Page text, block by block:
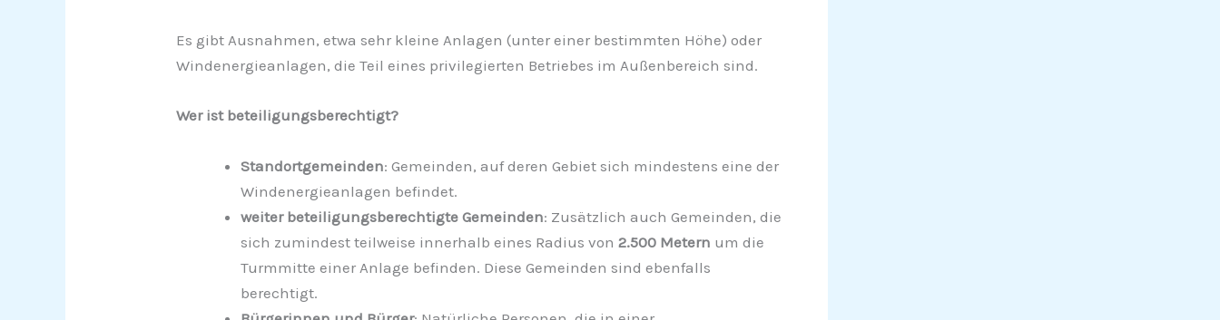
Es gibt Ausnahmen, etwa sehr kleine Anlagen (unter einer bestimmten Höhe) oder
Windenergieanlagen, die Teil eines privilegierten Betriebes im Außenbereich sind.
Wer ist beteiligungsberechtigt?
Standortgemeinden: Gemeinden, auf deren Gebiet sich mindestens eine der
Windenergieanlagen befindet.
weiter beteiligungsberechtigte Gemeinden: Zusätzlich auch Gemeinden, die
sich zumindest teilweise innerhalb eines Radius von 2.500 Metern um die
Turmmitte einer Anlage befinden. Diese Gemeinden sind ebenfalls
berechtigt.